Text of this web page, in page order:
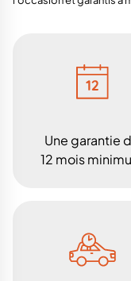
Une garantie
12 mois